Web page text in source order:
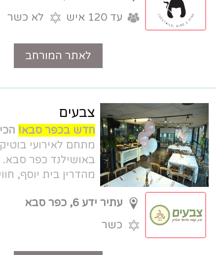
לא כשר
טלפון
צבעים
חדש בכפר סבא!הכירו אתצבעים-
מתחם לאירועי בוטיק עד 100 איש
באושילנד כפר סבא. תפריט חלבי כשר
מהדרין בית יוסף, חווית אירוח חמה,
באווירה מושלמת.
כשר